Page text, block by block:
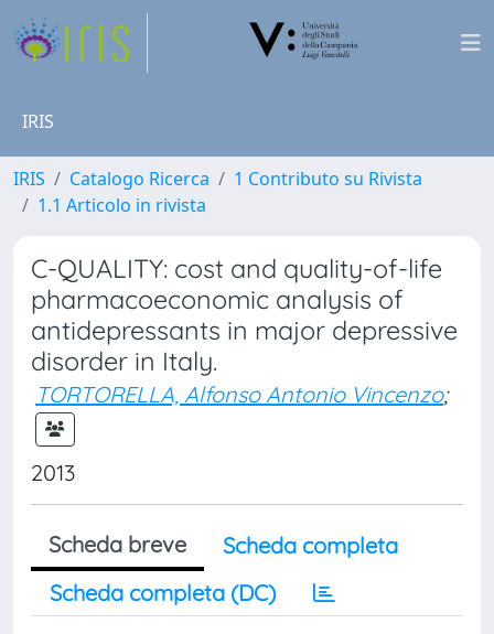
IRIS
IRIS Catalogo Ricerca
1 Contributo su Rivista
1.1 Articolo in rivista
C-QUALITY: cost and quality-of-life
pharmacoeconomic analysis of
antidepressants in major depressive
disorder in Italy.
TORTORELLA, Alfonso Antonio Vincenzo;
2013
Scheda breve
Scheda completa
Scheda completa (DC)